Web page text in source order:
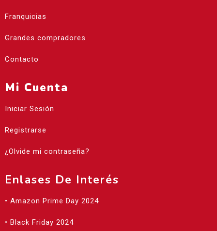
Franquicias
Grandes compradores
Contacto
Mi Cuenta
Iniciar Sesión
Registrarse
¿Olvide mi contraseña?
Enlases De Interés
• Amazon Prime Day 2024
• Black Friday 2024